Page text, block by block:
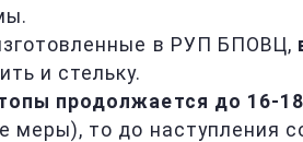
в РУП БПОВЦ,
и стельку.
продолжается до 16-
меры), то до наступления